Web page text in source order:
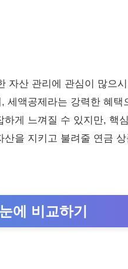
자산 관리에 관심이 많으
세액공제라는 강력한 혜
하게 느껴질 수 있지만, 핵
을 지키고 불려줄 연금
에 비교하기